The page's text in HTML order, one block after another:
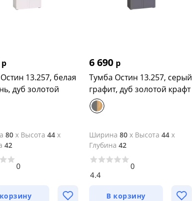
р
13.257, белая
дуб золотой
80 x Высота 44 x
42
0
6 690 р
Тумба Остин 13.257, серый
графит, дуб золотой крафт
Ширина 80x Высота 44x
Глубина 42
4.4
0
В корзину